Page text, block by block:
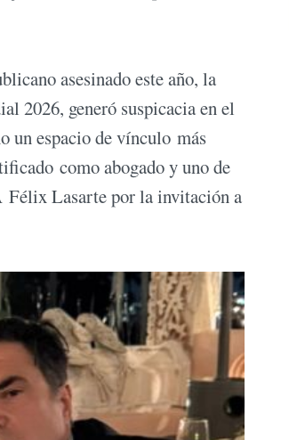
asesinado este año, la
2026, generó suspicacia en el
un espacio de vínculo más
como abogado y uno de
Félix Lasarte por la invitación a